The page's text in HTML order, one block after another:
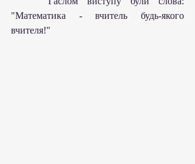
"Математика - вчитель будь-якого
вчителя!"